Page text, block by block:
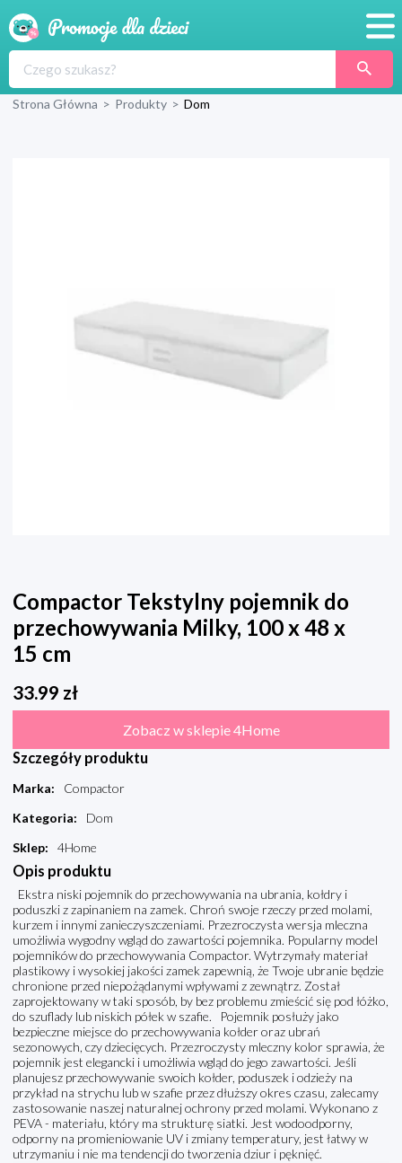
Produkty
Strona Główna > Produkty > Dom
Compactor Tekstylny pojemnik do
przechowywania Milky, 100 x 48 x
15 cm
33.99 zł
Zobacz w sklepie 4Home
Szczegóły produktu
Marka:
Compactor
Kategoria:
Dom
Sklep: 4Home
Opis produktu
Ekstra niski pojemnik do przechowywania na ubrania, kołdry i
poduszki z zapinaniem na zamek. Chroń swoje rzeczy przed molami,
kurzem i innymi zanieczyszczeniami. Przezroczysta wersja mleczna
umożliwia wygodny wgląd do zawartości pojemnika. Popularny model
pojemników do przechowywania Compactor. Wytrzymały materiał
plastikowy i wysokiej jakości zamek zapewnią, że Twoje ubranie będzie
chronione przed niepożądanymi wpływami z zewnątrz. Został
zaprojektowany w taki sposób, by bez problemu zmieścić się pod łóżko,
do szuflady lub niskich półek w szafie. Pojemnik posłuży jako
bezpieczne miejsce do przechowywania kołder oraz ubrań
sezonowych, czy dziecięcych. Przezroczysty mleczny kolor sprawia, że
pojemnik jest elegancki i umożliwia wgląd do jego zawartości. Jeśli
planujesz przechowywanie swoich kołder, poduszek i odzieży na
przykład na strychu lub w szafie przez dłuższy okres czasu, zalecamy
zastosowanie naszej naturalnej ochrony przed molami. Wykonano z
PEVA - materiału, który ma strukturę siatki. Jest wodoodporny,
odporny na promieniowanie UV i zmiany temperatury, jest łatwy w
utrzymaniu i nie ma tendencji do tworzenia dziur i pęknięć.